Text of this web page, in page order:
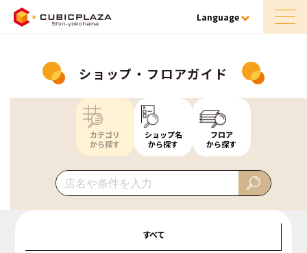
Language
ショップ・フロアガイド
カテゴリ
から探す
ショップ名
から探す
フロア
から探す
すべて